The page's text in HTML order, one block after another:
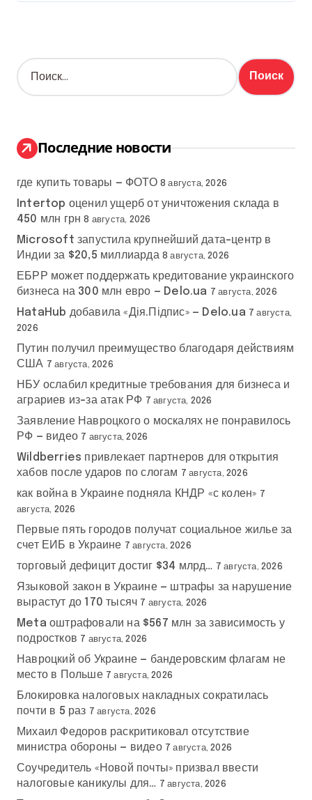
Н
а
:
Последние новости
где купить товары — ФОТО 8 августа, 2026
Intertop оценил ущерб от уничтожения склада в
450 млн грн 8 августа, 2026
Microsoft запустила крупнейший дата-центр в
Индии за $20,5 миллиарда 8 августа, 2026
ЕБРР может поддержать кредитование украинского
бизнеса на 300 млн евро — Delo.ua 7 августа, 2026
HataHub добавила «Дія.Підпис» — Delo.ua 7 августа,
2026
Путин получил преимущество благодаря действиям
США 7 августа, 2026
НБУ ослабил кредитные требования для бизнеса и
аграриев из-за атак РФ 7 августа, 2026
Заявление Навроцкого о москалях не понравилось
РФ — видео 7 августа, 2026
Wildberries привлекает партнеров для открытия
хабов после ударов по слогам 7 августа, 2026
как война в Украине подняла КНДР «с колен» 7
августа, 2026
Первые пять городов получат социальное жилье за
счет ЕИБ в Украине 7 августа, 2026
торговый дефицит достиг $34 млрд… 7 августа, 2026
Языковой закон в Украине — штрафы за нарушение
вырастут до 170 тысяч 7 августа, 2026
Meta оштрафовали на $567 млн за зависимость у
подростков 7 августа, 2026
Навроцкий об Украине — бандеровским флагам не
место в Польше 7 августа, 2026
Блокировка налоговых накладных сократилась
почти в 5 раз 7 августа, 2026
Михаил Федоров раскритиковал отсутствие
министра обороны — видео 7 августа, 2026
Соучредитель «Новой почты» призвал ввести
налоговые каникулы для… 7 августа, 2026